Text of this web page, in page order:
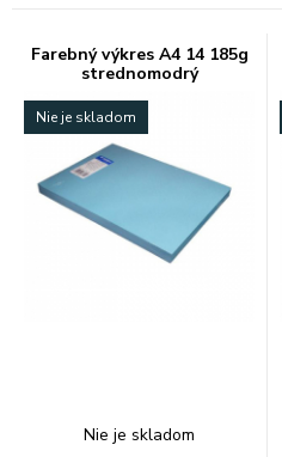
Farebný výkres A4 14 185g
strednomodrý
Nie je skladom
Nie je skladom